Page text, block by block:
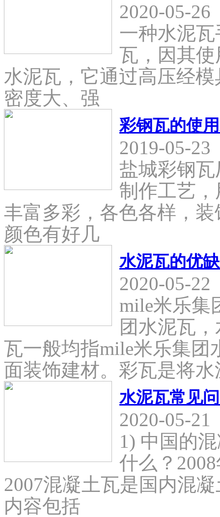
2020-05-26
一种水泥
瓦，因其
水泥瓦，它通过高压经
密度大、强
彩钢瓦的使
2019-05-23
盐城彩钢
制作工艺
丰富多彩，各色各样，
颜色有好几
水泥瓦的优
2020-05-22
mile米乐集
团水泥瓦
瓦一般均指mile米乐集团
面装饰建材。彩瓦是将
水泥瓦常见
2020-05-21
1) 中国的
什么？
2007混凝土瓦是国内混
内容包括